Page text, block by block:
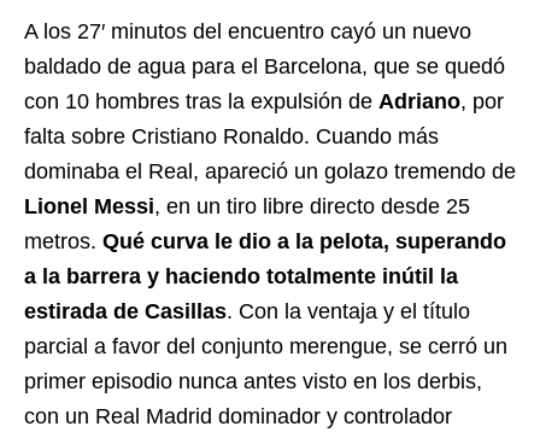
A los 27′ minutos del encuentro cayó un nuevo
baldado de agua para el Barcelona, que se quedó
con 10 hombres tras la expulsión de Adriano, por
falta sobre Cristiano Ronaldo. Cuando más
dominaba el Real, apareció un golazo tremendo de
Lionel Messi, en un tiro libre directo desde 25
metros. Qué curva le dio a la pelota, superando
a la barrera y haciendo totalmente inútil la
estirada de Casillas. Con la ventaja y el título
parcial a favor del conjunto merengue, se cerró un
primer episodio nunca antes visto en los derbis,
con un Real Madrid dominador y controlador